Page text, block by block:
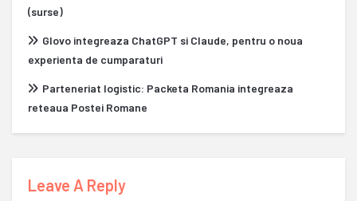
(surse)
Glovo integreaza ChatGPT si Claude, pentru o noua
experienta de cumparaturi
Parteneriat logistic: Packeta Romania integreaza
reteaua Postei Romane
Leave A Reply